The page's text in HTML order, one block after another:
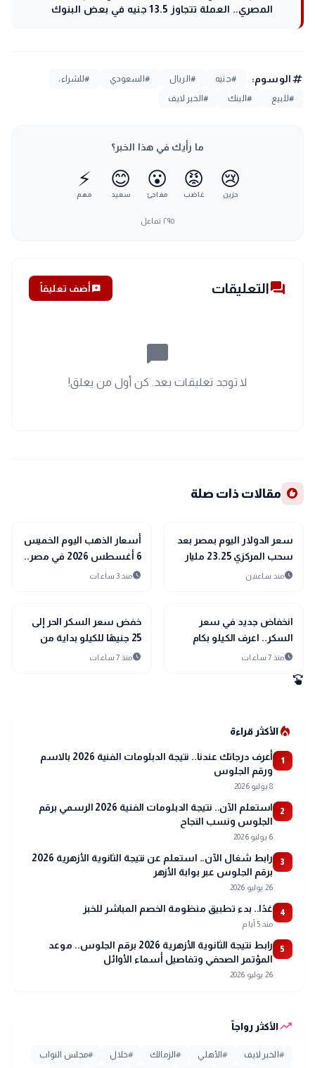
المصري.. العملة تتجاوز 13.5 جنيه في بعض البنوك
tagالوسوم: #جنيه #الريال #السعودي
#للشراء،
#للبيع
#البنك #الخبر لايف
ما رأيك في هذا الخبر؟
😢
حزين
😡
غاضب
😮
مفاجئ
😊
سعيد
⚡
مهم
٢٩٥ تفاعل
forumالتعليقات add_commentأضف تعليقاً
chat_bubble_outline
لا توجد تعليقات بعد. كن أول من يعلق!
recommend مقالات ذات صلة
trending_up
اقتصاد
سعر الدولار اليوم بمصر بعد
سحب المركزي 23.25 مليار
دولار من البنوك
scheduleمنذ ساعتين
trending_up
اقتصاد
أسعار الذهب اليوم الخميس
6 أغسطس 2026 في مصر..
عيار 21 يسجل 5960 جنيهًا
scheduleمنذ 3 ساعات
trending_up
اقتصاد
انخفاض جديد في سعر
السكر.. اعرف الكيلو بكام
scheduleمنذ 7 ساعات
trending_up
اقتصاد
خفض سعر السكر الحر إلى
25 جنيهًا للكيلو بداية من
الخميس.. وتوسيع المنافذ
scheduleمنذ 7 ساعات
swipe
local_fire_departmentالأكثر قراءة
1
أعرف درجاتك عندنا.. نتيجة الدبلومات الفنية 2026 بالاسم
ورقم الجلوس
8 يوليو 2026
2
استعلم الآن.. نتيجة الدبلومات الفنية 2026 الرسمي برقم
الجلوس ونسب النجاح
6 يوليو 2026
3
رابط شغال الآن.. استعلم عن نتيجة الثانوية الأزهرية 2026
برقم الجلوس عبر بوابة الأزهر
26 يوليو 2026
4 غدًا.. بدء تطبيق منظومة الخصم المباشر للخبز
منذ 5 أيام
5
رابط نتيجة الثانوية الأزهرية 2026 برقم الجلوس.. موعد
المؤتمر الصحفي وتفاصيل أسماء الأوائل
26 يوليو 2026
trending_upالأكثر رواجاً
#الخبر لايف #الأهلي #الزمالك #خلال #مجلس النواب